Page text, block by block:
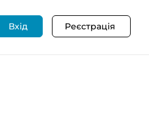
Вхід Реєстрація